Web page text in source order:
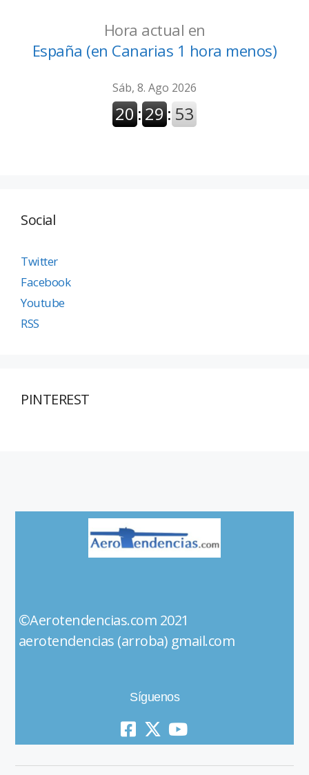
Hora actual en
España (en Canarias 1 hora menos)
Social
Twitter
Facebook
Youtube
RSS
PINTEREST
©Aerotendencias.com 2021
aerotendencias (arroba) gmail.com
Síguenos